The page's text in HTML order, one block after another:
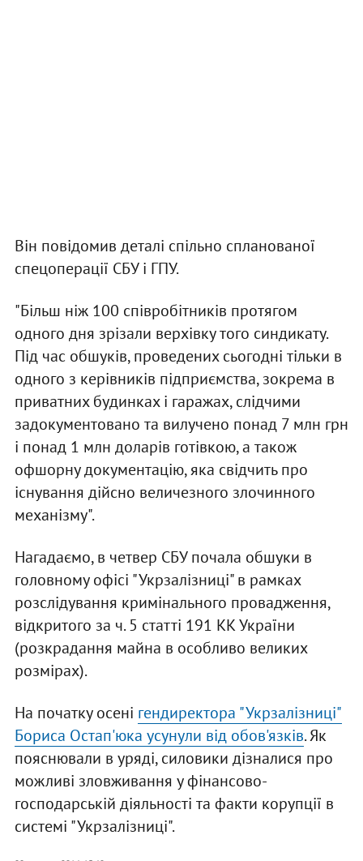
Він повідомив деталі спільно спланованої
спецоперації СБУ і ГПУ.
"Більш ніж 100 співробітників протягом
одного дня зрізали верхівку того синдикату.
Під час обшуків, проведених сьогодні тільки в
одного з керівників підприємства, зокрема в
приватних будинках і гаражах, слідчими
задокументовано та вилучено понад 7 млн грн
і понад 1 млн доларів готівкою, а також
офшорну документацію, яка свідчить про
існування дійсно величезного злочинного
механізму".
Нагадаємо, в четвер СБУ почала обшуки в
головному офісі "Укрзалізниці" в рамках
розслідування кримінального провадження,
відкритого за ч. 5 статті 191 КК України
(розкрадання майна в особливо великих
розмірах).
На початку осені гендиректора "Укрзалізниці"
Бориса Остап'юка усунули від обов'язків. Як
пояснювали в уряді, силовики дізналися про
можливі зловживання у фінансово-
господарській діяльності та факти корупції в
системі "Укрзалізниці".